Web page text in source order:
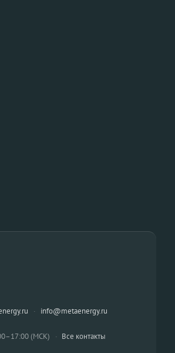
· info@metaenergy.ru
(МСК) · Все контакты